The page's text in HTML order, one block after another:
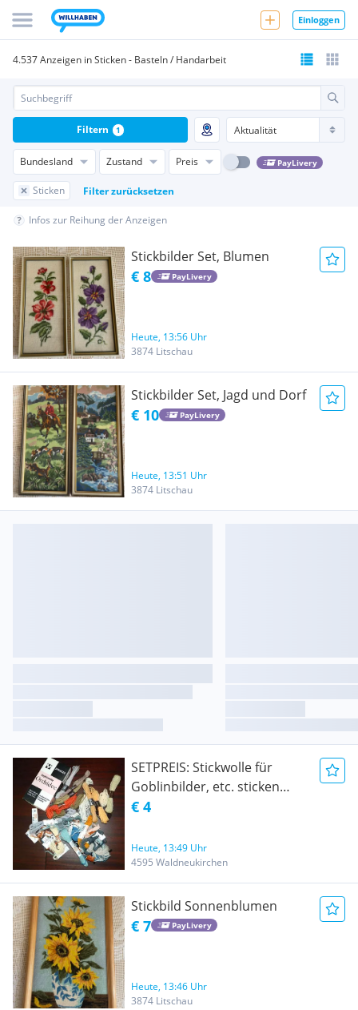
Einloggen
4.537 Anzeigen in Sticken - Basteln / Handarbeit
Bundesland Zustand Preis PayLivery
Sticken Filter zurücksetzen
Filtern 1
Infos zur Reihung der Anzeigen
Stickbilder Set, Blumen
€ 8 PayLivery
Heute, 13:56 Uhr
3874 Litschau
Stickbilder Set, Jagd und Dorf
€ 10 PayLivery
Heute, 13:51 Uhr
3874 Litschau
SETPREIS: Stickwolle für
Goblinbilder, etc. sticken
basteln Handarbeiten
€ 4
Heute, 13:49 Uhr
4595 Waldneukirchen
Stickbild Sonnenblumen
€ 7 PayLivery
Heute, 13:46 Uhr
3874 Litschau